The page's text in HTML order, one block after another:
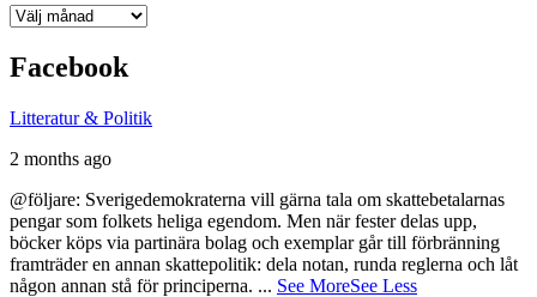
Arkiv
Facebook
Litteratur & Politik
2 months ago
@följare: Sverigedemokraterna vill gärna tala om skattebetalarnas
pengar som folkets heliga egendom. Men när fester delas upp,
böcker köps via partinära bolag och exemplar går till förbränning
framträder en annan skattepolitik: dela notan, runda reglerna och låt
någon annan stå för principerna. ... See MoreSee Less